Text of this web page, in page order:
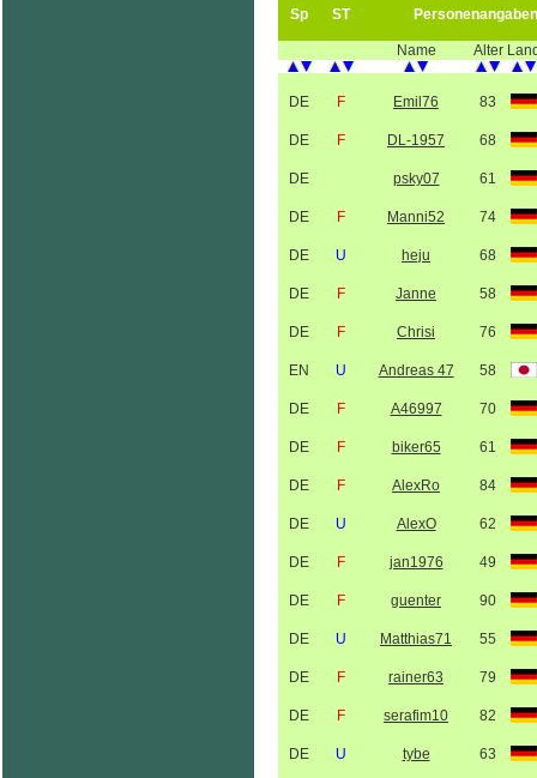
Sp ST Personenangaben
Name Alter
DE F Emil76 83
DE F DL-1957 68
DE psky07 61
DE F Manni52 74
DE U heju 68
DE F Janne 58
DE F Chrisi 76
EN U Andreas 47 58
DE F A46997 70
DE F biker65 61
DE F AlexRo 84
DE U AlexO 62
DE F jan1976 49
DE F guenter 90
DE U Matthias71 55
DE F rainer63 79
DE F serafim10 82
DE U tybe 63